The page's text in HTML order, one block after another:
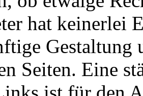
hat keinerlei
Gestaltung
Seiten. Eine